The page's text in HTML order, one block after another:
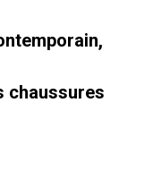
chaussures